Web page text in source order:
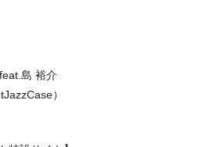
島 裕介
）